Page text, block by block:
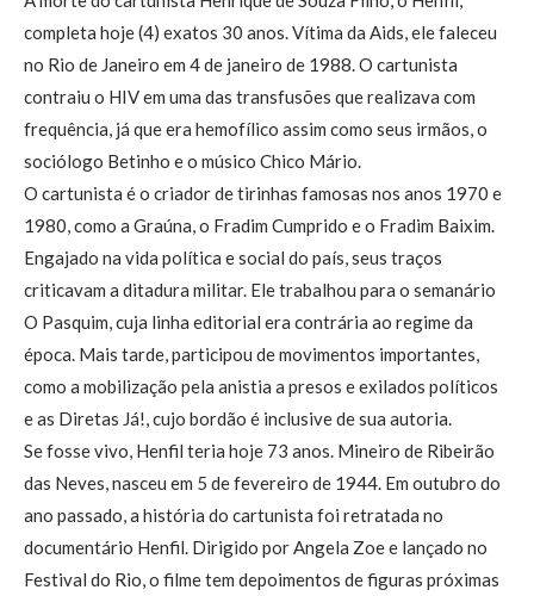
completa hoje (4) exatos 30 anos. Vítima da Aids, ele faleceu
no Rio de Janeiro em 4 de janeiro de 1988. O cartunista
contraiu o HIV em uma das transfusões que realizava com
frequência, já que era hemofílico assim como seus irmãos, o
sociólogo Betinho e o músico Chico Mário.
O cartunista é o criador de tirinhas famosas nos anos 1970 e
1980, como a Graúna, o Fradim Cumprido e o Fradim Baixim.
Engajado na vida política e social do país, seus traços
criticavam a ditadura militar. Ele trabalhou para o semanário
O Pasquim, cuja linha editorial era contrária ao regime da
época. Mais tarde, participou de movimentos importantes,
como a mobilização pela anistia a presos e exilados políticos
e as Diretas Já!, cujo bordão é inclusive de sua autoria.
Se fosse vivo, Henfil teria hoje 73 anos. Mineiro de Ribeirão
das Neves, nasceu em 5 de fevereiro de 1944. Em outubro do
ano passado, a história do cartunista foi retratada no
documentário Henfil. Dirigido por Angela Zoe e lançado no
Festival do Rio, o filme tem depoimentos de figuras próximas